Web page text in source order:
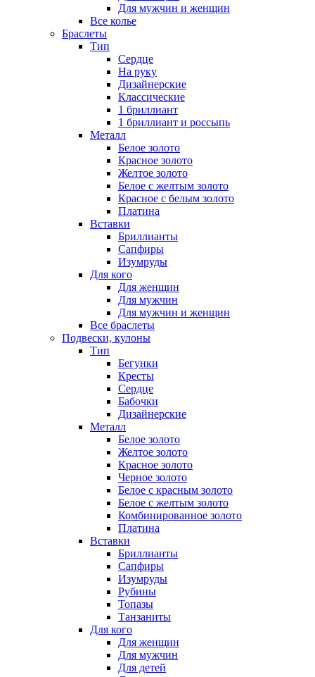
Для мужчин и женщин
Все колье
Браслеты
Тип
Сердце
На руку
Дизайнерские
Классические
1 бриллиант
1 бриллиант и россыпь
Металл
Белое золото
Красное золото
Желтое золото
Белое с желтым золото
Красное с белым золото
Платина
Вставки
Бриллианты
Сапфиры
Изумруды
Для кого
Для женщин
Для мужчин
Для мужчин и женщин
Все браслеты
Подвески, кулоны
Тип
Бегунки
Кресты
Сердце
Бабочки
Дизайнерские
Металл
Белое золото
Желтое золото
Красное золото
Черное золото
Белое с красным золото
Белое с желтым золото
Комбинированное золото
Платина
Вставки
Бриллианты
Сапфиры
Изумруды
Рубины
Топазы
Танзаниты
Для кого
Для женщин
Для мужчин
Для детей